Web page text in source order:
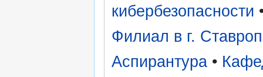
кибербезопасности
Филиал в г.
Аспирантура •